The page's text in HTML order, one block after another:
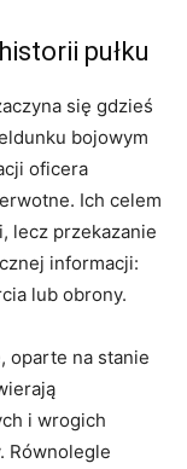
pułku
się gdzieś
bojowym
oficera
Ich celem
lecz przekazanie
informacji:
lub obrony.
oparte na stanie
i wrogich
Równolegle